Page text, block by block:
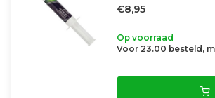
€8,95
Op voorraad
Voor 23.00 besteld,